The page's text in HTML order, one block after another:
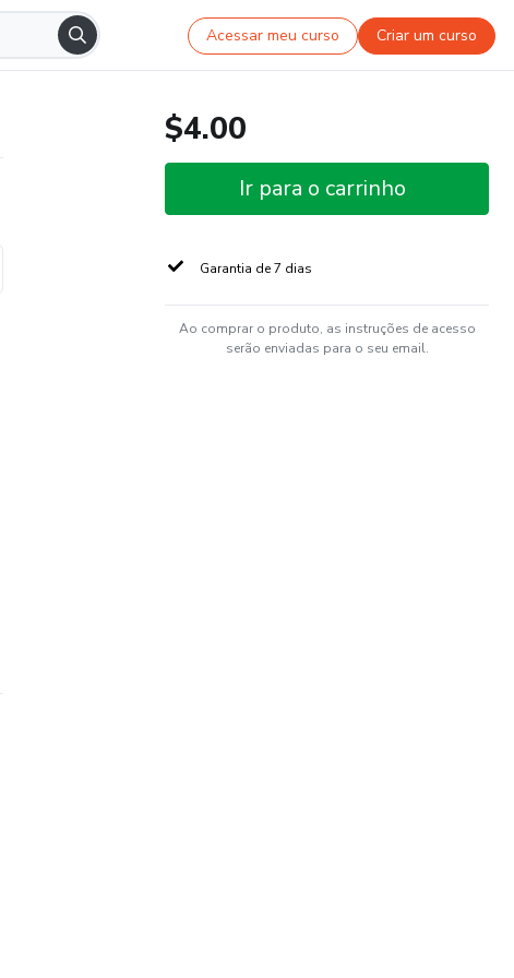
Acessar meu curso Criar um curso
$4.00
Ir para o carrinho
Garantia de 7 dias
Ao comprar o produto, as instruções de acesso
serão enviadas para o seu email.